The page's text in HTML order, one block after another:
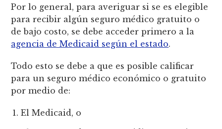
Por lo general, para averiguar si se es elegible
para recibir algún seguro médico gratuito o
de bajo costo, se debe acceder primero a la
agencia de Medicaid según el estado.
Todo esto se debe a que es posible calificar
para un seguro médico económico o gratuito
por medio de:
El Medicaid, o